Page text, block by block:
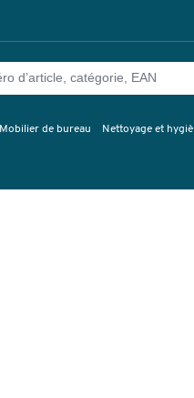
Mobilier de bureau Nettoyage et